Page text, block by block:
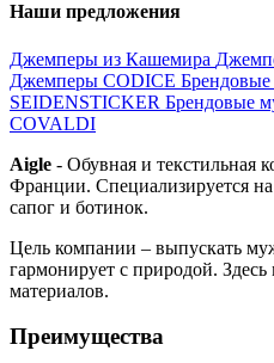
Наши предложения
Джемперы из Кашемира
Джемперы CODICE
SEIDENSTICKER Брендовые
COVALDI
Aigle - Обувная и текстильная
Франции. Cпециализируется
сапог и ботинок.
Цель компании – выпускать
гармонирует с природой.
материалов.
Преимущества